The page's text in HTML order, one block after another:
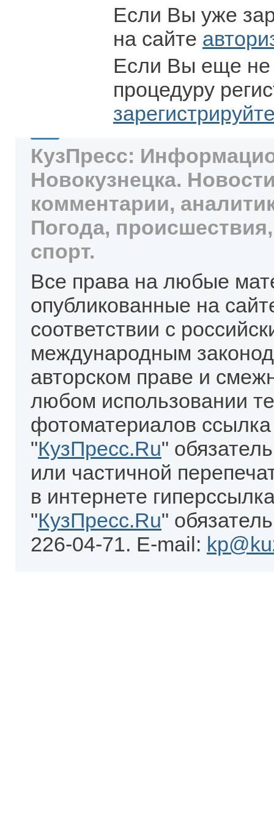
Если Вы уже
на сайте
Если Вы еще не
процедуру
КузПресс:
Новокузнецка.
комментарии,
Погода,
спорт.
Все права на любые
опубликованные на
соответствии с
международным
авторском праве и
любом использовании
фотоматериалов
"КузПресс.Ru"
или частичной
в интернете
"КузПресс.Ru"
226-04-71. E-mail: